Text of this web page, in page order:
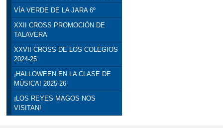
VÍA VERDE DE LA JARA 6º
XXII CROSS PROMOCIÓN DE
TALAVERA
XXVII CROSS DE LOS COLEGIOS
2024-25
¡HALLOWEEN EN LA CLASE DE
MÚSICA! 2025-26
¡LOS REYES MAGOS NOS
VISITAN!